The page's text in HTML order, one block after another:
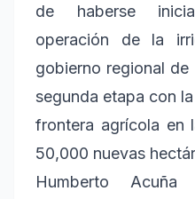
de haberse
operación de la
gobierno regional
segunda etapa con
frontera agrícola en
50,000 nuevas
Humberto Acuña